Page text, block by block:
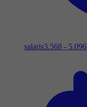
salaris3.568 - 5.096